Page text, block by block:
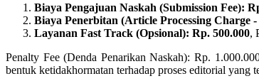
Biaya Pengajuan Naskah (Submission Fee):
Biaya Penerbitan (Article Processing Charge
Layanan Fast Track (Opsional): Rp. 500.000,
Penalty Fee (Denda Penarikan Naskah): Rp.
bentuk ketidakhormatan terhadap proses editorial yang